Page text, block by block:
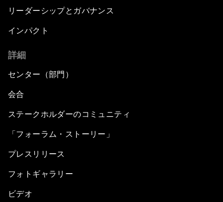
リーダーシップとガバナンス
インパクト
詳細
センター（部門）
会合
ステークホルダーのコミュニティ
「フォーラム・ストーリー」
プレスリリース
フォトギャラリー
ビデオ